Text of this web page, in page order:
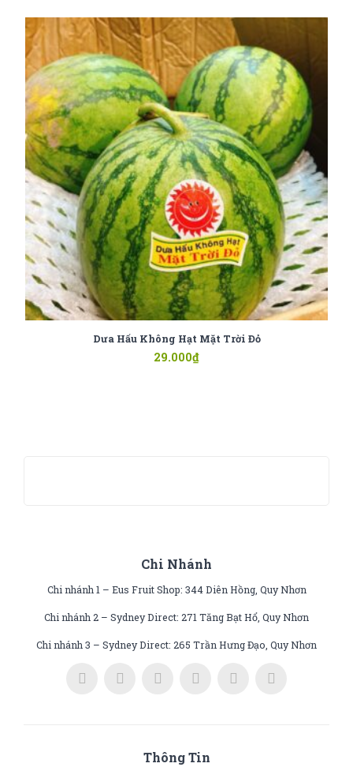
Dưa Hấu Không Hạt Mặt Trời Đỏ
29.000₫
Chi Nhánh
Chi nhánh 1 – Eus Fruit Shop: 344 Diên Hồng, Quy Nhơn
Chi nhánh 2 – Sydney Direct: 271 Tăng Bạt Hổ, Quy Nhơn
Chi nhánh 3 – Sydney Direct: 265 Trần Hưng Đạo, Quy Nhơn
Thông Tin